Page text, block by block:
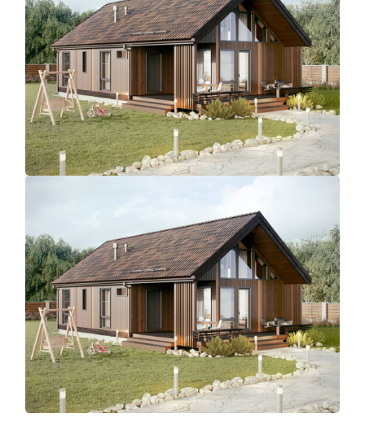
УСЛУГИ
КАТАЛОГ
ПОРТФОЛИО
АКЦИИ
СТАТЬИ
ЯКОРЬ
СПАСИБО